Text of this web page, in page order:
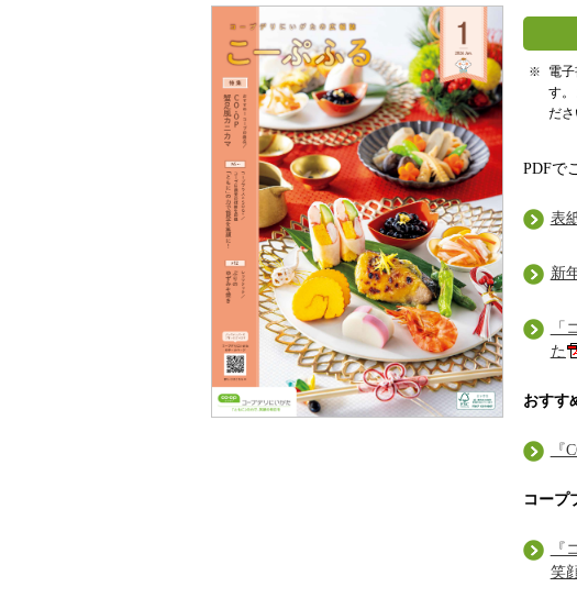
電
す。
ださ
PDFで
表
新
「
た
おすす
『
コープ
『
笑